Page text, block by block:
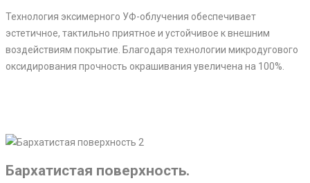
Технология эксимерного УФ-облучения обеспечивает
эстетичное, тактильно приятное и устойчивое к внешним
воздействиям покрытие. Благодаря технологии микродугового
оксидирования прочность окрашивания увеличена на 100%.
Бархатистая поверхность.